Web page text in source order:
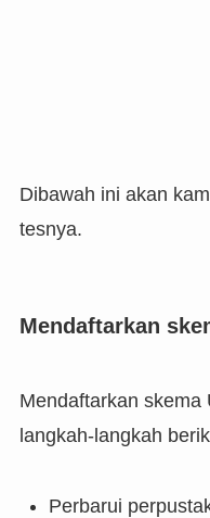
Dibawah ini akan
tesnya.
Mendaftarkan
Mendaftarkan skema
langkah-langkah
Perbarui